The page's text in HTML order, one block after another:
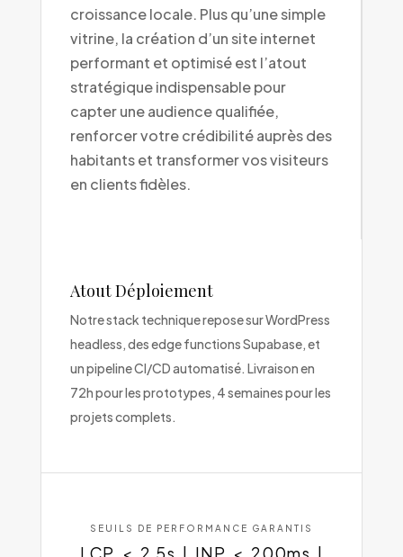
croissance locale. Plus qu’une simple
vitrine, la création d’un site internet
performant et optimisé est l’atout
stratégique indispensable pour
capter une audience qualifiée,
renforcer votre crédibilité auprès des
habitants et transformer vos visiteurs
en clients fidèles.
Atout Déploiement
Notre stack technique repose sur WordPress
headless, des edge functions Supabase, et
un pipeline CI/CD automatisé. Livraison en
72h pour les prototypes, 4 semaines pour les
projets complets.
SEUILS DE PERFORMANCE GARANTIS
LCP < 2.5s | INP < 200ms |